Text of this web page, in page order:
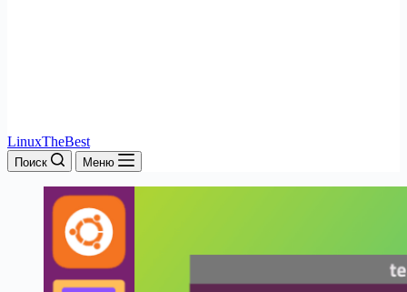
LinuxTheBest
Поиск Меню